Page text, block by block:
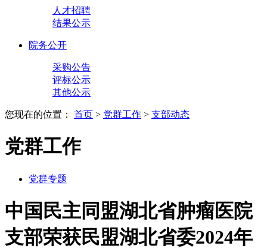
人才招聘
结果公示
院务公开
采购公告
评标公示
其他公示
您现在的位置： 首页 > 党群工作 > 支部动态
党群工作
党群专题
中国民主同盟湖北省肿瘤医院
支部荣获民盟湖北省委2024年